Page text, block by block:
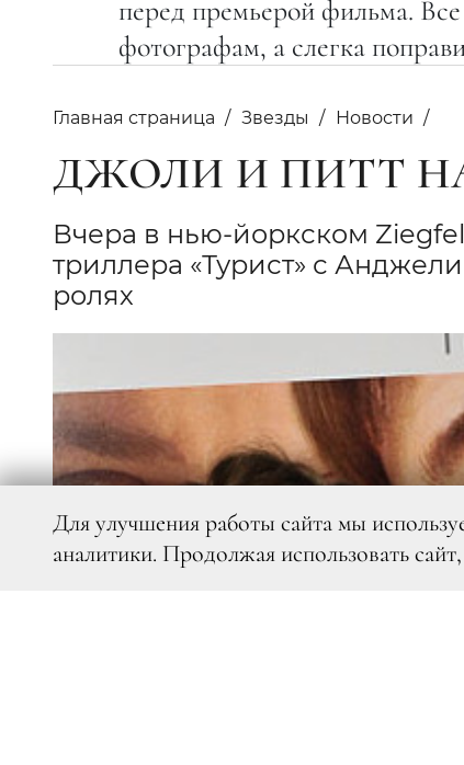
перед премьерой фильма.
фотографам, а слегка
Главная страница Звезды Новости
ДЖОЛИ И ПИТТ
Вчера в нью-йоркском
триллера «Турист» с
ролях
Для улучшения работы сайта мы
аналитики. Продолжая использовать